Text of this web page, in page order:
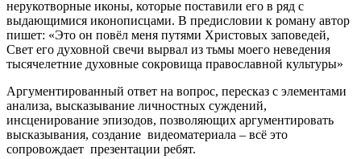
нерукотворные иконы, которые поставили его в ряд с
выдающимися иконописцами. В предисловии к роману автор
пишет: «Это он повёл меня путями Христовых заповедей,
Свет его духовной свечи вырвал из тьмы моего неведения
тысячелетние духовные сокровища православной культуры»
Аргументированный ответ на вопрос, пересказ с элементами
анализа, высказывание личностных суждений,
инсценирование эпизодов, позволяющих аргументировать
высказывания, создание видеоматериала – всё это
сопровождает презентации ребят.